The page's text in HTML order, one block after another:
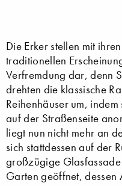
Die Erker stellen mit
traditionellen
Verfremdung dar, denn
drehten die klassische
Reihenhäuser um,
auf der Straßenseite
liegt nun nicht mehr an
sich stattdessen auf der
großzügige
Garten geöffnet, dessen